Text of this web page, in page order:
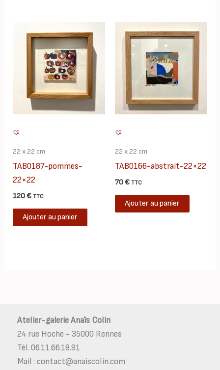
22 x 22 cm
TAB0187-pommes-
22×22
120€ TTC
Ajouter au panier
22 x 22 cm
TAB0166-abstrait-22×22
70€ TTC
Ajouter au panier
Atelier-galerie Anaïs Colin
24 rue Hoche - 35000 Rennes
Tél. 06.11.66.18.91
Mail : contact@anaiscolin.com